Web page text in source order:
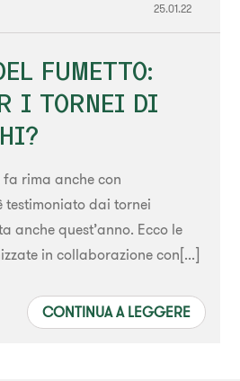
25.01.22
FUMETTO:
I TORNEI DI
fa rima anche con
testimoniato dai tornei
anche quest’anno. Ecco le
in collaborazione con[...]
CONTINUA A LEGGERE